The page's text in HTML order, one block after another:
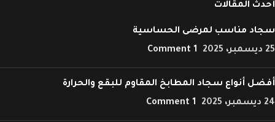
أحدث المقالات
سجاد مناسب لمرضى الحساسية
25 ديسمبر، 2025
1 Comment
أفضل أنواع سجاد المطابخ المقاوم للبقع والحرارة
24 ديسمبر، 2025
1 Comment